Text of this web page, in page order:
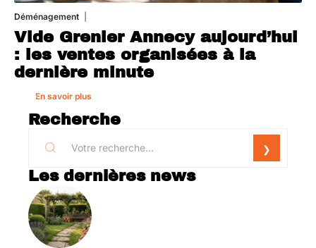
Déménagement
Vide Grenier Annecy aujourd’hui
: les ventes organisées à la
dernière minute
En savoir plus
Recherche
Les dernières news